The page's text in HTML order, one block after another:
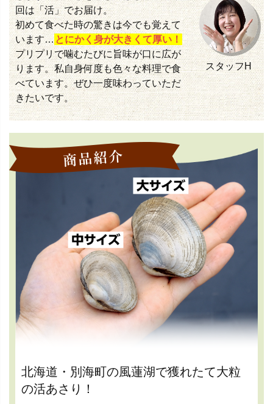
回は「活」でお届け。
初めて食べた時の驚きは今でも覚えて
います… とにかく身が大きくて厚い！
プリプリで噛むたびに旨味が口に広が
ります。私自身何度も色々な料理で食
べています。ぜひ一度味わっていただ
きたいです。
スタッフH
北海道・別海町の風蓮湖で獲れたて大粒
の活あさり！